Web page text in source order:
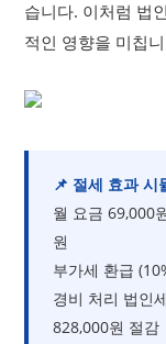
습니다. 이처럼 법
적인 영향을 미칩
📌 절세 효과 시
월 요금 69,000
원
부가세 환급
경비 처리 법인
828,000원 절감